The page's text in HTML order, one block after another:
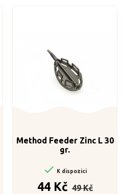
Method Feeder Zinc L 30
gr.
 K dispozici
44 Kč cena
49 Kč